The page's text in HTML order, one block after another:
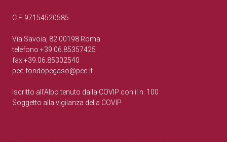
C.F. 97154520585
Via Savoia, 82 00198 Roma
telefono +39.06.85357425
fax +39.06.85302540
pec fondopegaso@pec.it
Iscritto all’Albo tenuto dalla COVIP con il n. 100
Soggetto alla vigilanza della COVIP